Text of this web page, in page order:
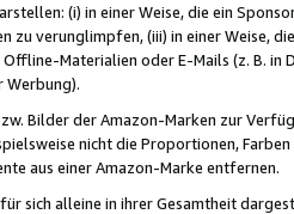
(i) in einer Weise, die ein
zu verunglimpfen, (iii) in einer Weise,
Materialien oder E-Mails (z. B. in
Werbung).
Bilder der Amazon-Marken zur
nicht die Proportionen,
aus einer Amazon-Marke entfernen.
sich alleine in ihrer Gesamtheit